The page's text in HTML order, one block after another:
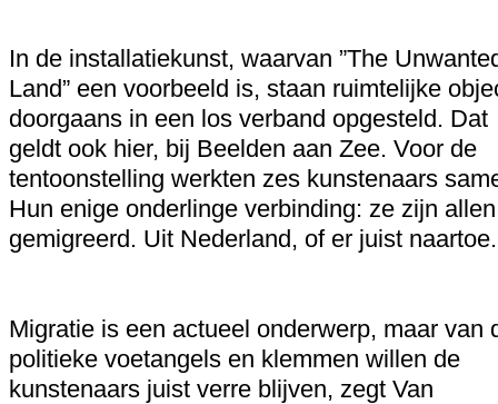
In de installatiekunst, waarvan ”The
Land” een voorbeeld is, staan ruimtelijke
doorgaans in een los verband opgesteld. Dat
geldt ook hier, bij Beelden aan Zee. Voor de
tentoonstelling werkten zes kunstenaars
Hun enige onderlinge verbinding: ze zijn
gemigreerd. Uit Nederland, of er juist naartoe.
Migratie is een actueel onderwerp, maar van
politieke voetangels en klemmen willen de
kunstenaars juist verre blijven, zegt Van